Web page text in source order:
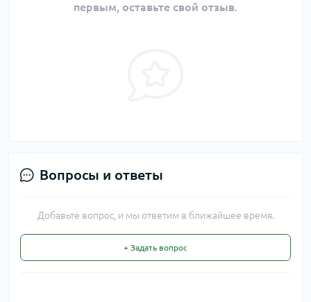
первым, оставьте свой отзыв.
Вопросы и ответы
Добавьте вопрос, и мы ответим в ближайшее время.
+ Задать вопрос